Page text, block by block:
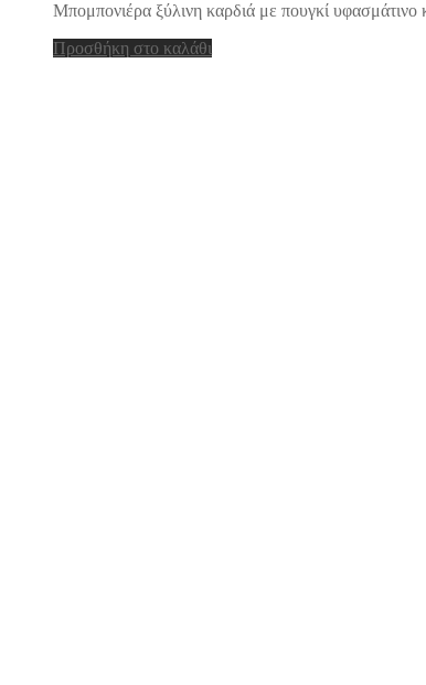
Μπομπονιέρα ξύλινη καρδιά με πουγκί
Προσθήκη στο καλάθι